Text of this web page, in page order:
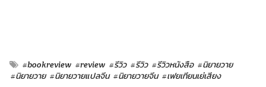
#bookreview #review #รีวิว #รีวิว #รีวิวหนังสือ #นิยายวาย
#นิยายวาย #นิยายวายแปลจีน #นิยายวายจีน #เฟยเทียนเย่เสียง